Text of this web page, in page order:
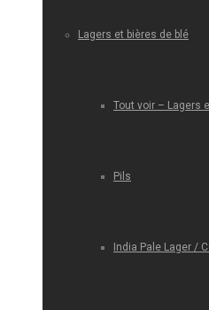
Lagers et bières de blé
Tout voir – Lagers
Pils
India Pale Lager /